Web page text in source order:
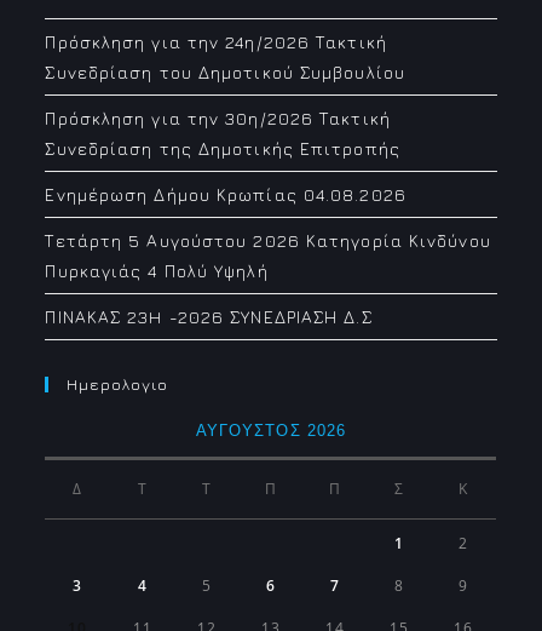
Πρόσκληση για την 24η/2026 Τακτική
Συνεδρίαση του Δημοτικού Συμβουλίου
Πρόσκληση για την 30η/2026 Τακτική
Συνεδρίαση της Δημοτικής Επιτροπής
Ενημέρωση Δήμου Κρωπίας 04.08.2026
Τετάρτη 5 Αυγούστου 2026 Κατηγορία Κινδύνου
Πυρκαγιάς 4 Πολύ Υψηλή
ΠΙΝΑΚΑΣ 23H -2026 ΣΥΝΕΔΡΙΑΣΗ Δ.Σ
Ημερολογιο
ΑΎΓΟΥΣΤΟΣ 2026
Δ Τ Τ Π Π Σ Κ
1 2
3 4 5 6 7 8 9